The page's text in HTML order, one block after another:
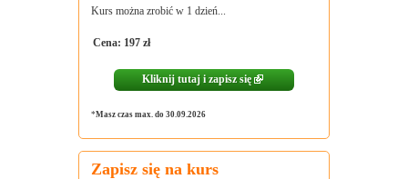
Kurs można zrobić w 1 dzień...
Cena: 197 zł
Kliknij tutaj i zapisz się
*Masz czas max. do 30.09.2026
Zapisz się na kurs